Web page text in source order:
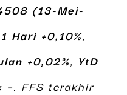
(13-Mei-
1 Hari +0,10%,
+0,02%, YtD
–. FFS terakhir